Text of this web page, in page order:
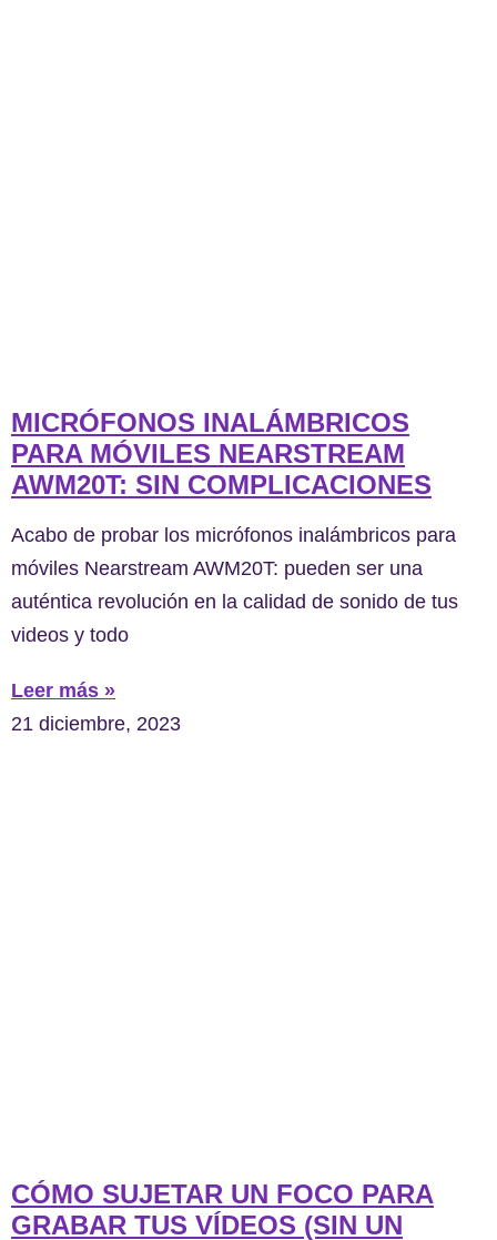
MICRÓFONOS INALÁMBRICOS
PARA MÓVILES NEARSTREAM
AWM20T: SIN COMPLICACIONES
Acabo de probar los micrófonos inalámbricos para
móviles Nearstream AWM20T: pueden ser una
auténtica revolución en la calidad de sonido de tus
videos y todo
Leer más »
21 diciembre, 2023
CÓMO SUJETAR UN FOCO PARA
GRABAR TUS VÍDEOS (SIN UN